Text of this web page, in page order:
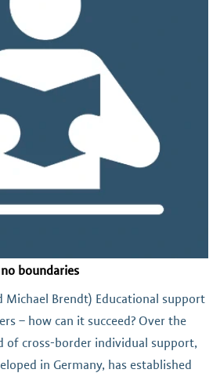
boundaries
Michael Brendt) Educational support
– how can it succeed? Over the
of cross-border individual support,
in Germany, has established